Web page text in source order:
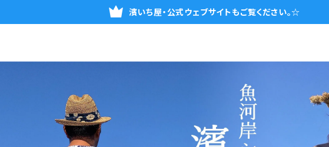
濱いち屋・公式ウェブサイトもご覧ください。☆